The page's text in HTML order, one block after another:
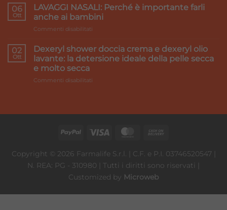
i
rimedi
Healthcare:
we
make
06
Ott
LAVAGGI NASALI: Perché è importante farli
anche ai bambini
Commenti disabilitati
NASALI:
Perché
è
02
Ott
Dexeryl shower doccia crema e dexeryl olio
lavante: la detersione ideale della pelle secca
e molto secca
Commenti disabilitati
crema
dexeryl
la
detersione
ideale
Copyright © 2026 Farmalife S.r.l. | C.F. e P.I. 03746520547 |
N. REA: PG - 310980 | Tutti i diritti sono riservati |
Customized by Microweb